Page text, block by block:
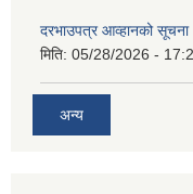
दरभाउपत्र आव्हानको सूचना
मिति: 05/28/2026 -
अन्य